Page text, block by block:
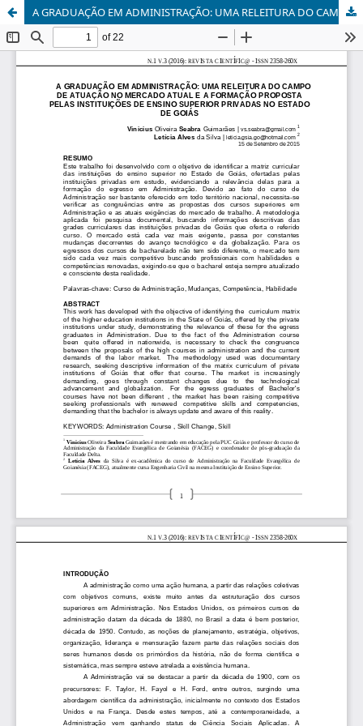
A GRADUAÇÃO EM ADMINISTRAÇÃO: UMA RELEITURA DO CAMPO DE ATUAÇÃO NO MERCADO ATUAL E A FORMAÇÃO PROPOSTA PELAS INSTITUIÇÕES DE ENSINO SUPERIOR PRIVADAS NO ESTADO DE GOIÁS